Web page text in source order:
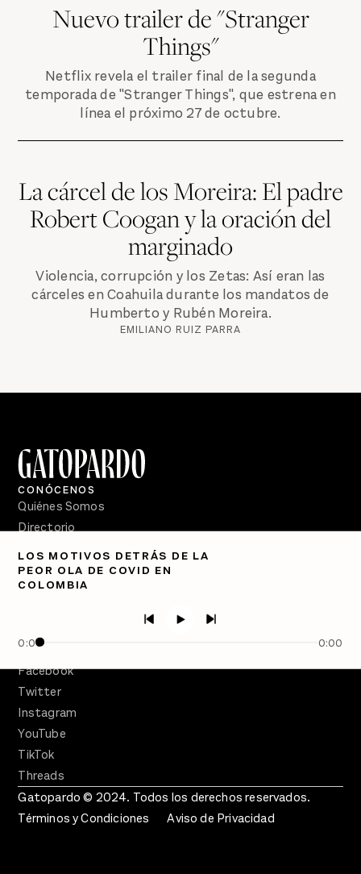
Nuevo trailer de "Stranger
Things"
Netflix revela el trailer final de la segunda
temporada de "Stranger Things", que estrena en
línea el próximo 27 de octubre.
La cárcel de los Moreira: El padre
Robert Coogan y la oración del
marginado
Violencia, corrupción y los Zetas: Así eran las
cárceles en Coahuila durante los mandatos de
Humberto y Rubén Moreira.
EMILIANO RUIZ PARRA
LOS MOTIVOS DETRÁS DE LA
PEOR OLA DE COVID EN
COLOMBIA
0:00 0:00
CONÓCENOS
Quiénes Somos
Directorio
PÓDCASTS
Semanario Gatopardo
Facebook
Twitter
Instagram
YouTube
TikTok
Threads
Gatopardo © 2024. Todos los derechos reservados.
Términos y Condiciones
Aviso de Privacidad